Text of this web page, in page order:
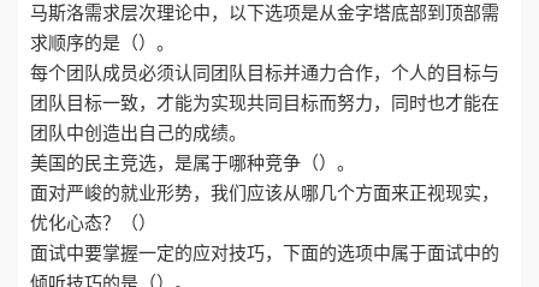
马斯洛需求层次理论中，以下选项是从金字塔底部到顶部需
求顺序的是（）。
每个团队成员必须认同团队目标并通力合作，个人的目标与
团队目标一致，才能为实现共同目标而努力，同时也才能在
团队中创造出自己的成绩。
美国的民主竞选，是属于哪种竞争（）。
面对严峻的就业形势，我们应该从哪几个方面来正视现实，
优化心态？（）
面试中要掌握一定的应对技巧，下面的选项中属于面试中的